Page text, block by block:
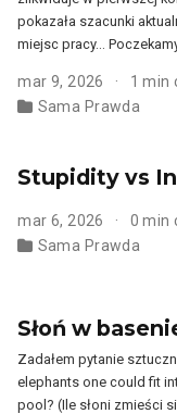
pokazała szacunki
miejsc pracy…
mar 9, 2026
1 min
Sama Prawda
Stupidity vs
mar 6, 2026
0 min
Sama Prawda
Słoń w
Zadałem pytanie
elephants one could fit
pool? (Ile słoni zmieści